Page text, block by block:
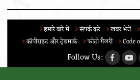
हमारे बारे में संपर्क करे खबर भेजें
कॉपीराइट और ट्रेडमार्क
फोटो गैलरी Code
Follow Us: